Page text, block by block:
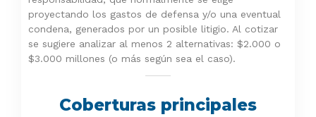
proyectando los gastos de defensa y/o una eventual
condena, generados por un posible litigio. Al cotizar
se sugiere analizar al menos 2 alternativas: $2.000 o
$3.000 millones (o más según sea el caso).
Coberturas principales